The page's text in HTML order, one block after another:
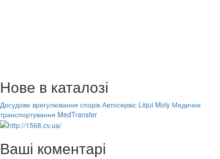
Нове в каталозі
Досудове врегулювання спорів Автосервіс Liqui Moly Медичне
транспортування MedTransfer
Ваші коментарі